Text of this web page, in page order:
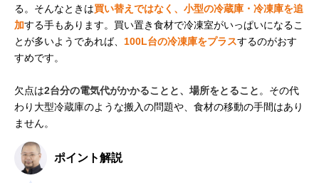
る。そんなときは買い替えではなく、小型の冷蔵庫・冷凍庫を追
加する手もあります。買い置き食材で冷凍室がいっぱいになるこ
とが多いようであれば、 100L台の冷凍庫をプラスするのがおす
すめです。
欠点は2台分の電気代がかかることと、場所をとること 。その代
わり大型冷蔵庫のような搬入の問題や、食材の移動の手間はあり
ません。
ポイント解説